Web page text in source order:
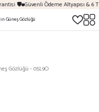
🛡️ Güvenli Ödeme Altyapısı & 6
Gözlüğü - 05L9O